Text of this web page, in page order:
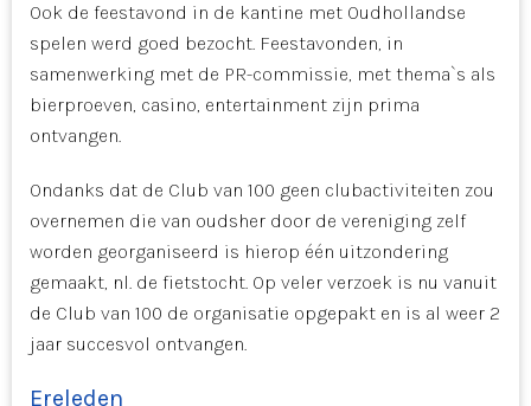
Ook de feestavond in de kantine met Oudhollandse
spelen werd goed bezocht. Feestavonden, in
samenwerking met de PR-commissie, met thema`s als
bierproeven, casino, entertainment zijn prima
ontvangen.
Ondanks dat de Club van 100 geen clubactiviteiten zou
overnemen die van oudsher door de vereniging zelf
worden georganiseerd is hierop één uitzondering
gemaakt, nl. de fietstocht. Op veler verzoek is nu vanuit
de Club van 100 de organisatie opgepakt en is al weer 2
jaar succesvol ontvangen.
Ereleden